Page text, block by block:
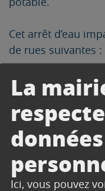
La
données
Ici, vous pouvez
Cet arrêt d’eau
de rues suivantes :
DU TERRIL
RENÉ CASSIN
Les équipes de la
mobilisées pour
l’alimentation,